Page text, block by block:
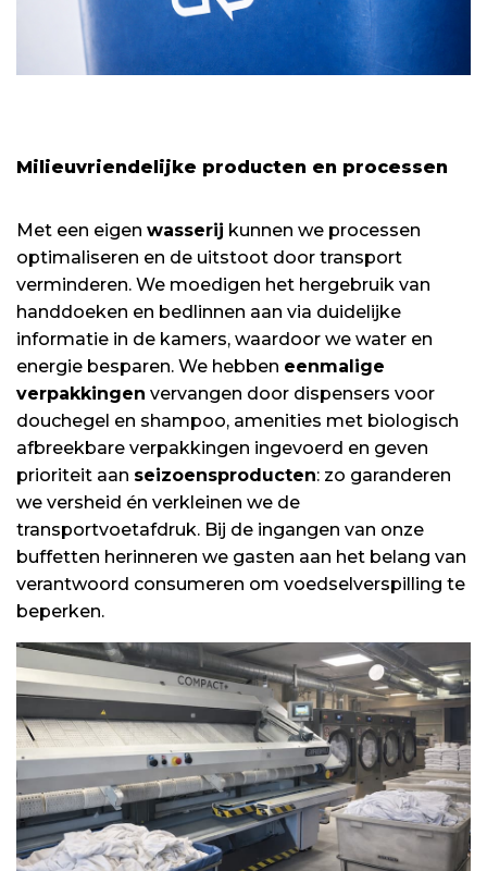
Milieuvriendelijke producten en processen
Met een eigen wasserij kunnen we processen
optimaliseren en de uitstoot door transport
verminderen. We moedigen het hergebruik van
handdoeken en bedlinnen aan via duidelijke
informatie in de kamers, waardoor we water en
energie besparen. We hebben eenmalige
verpakkingen vervangen door dispensers voor
douchegel en shampoo, amenities met biologisch
afbreekbare verpakkingen ingevoerd en geven
prioriteit aan seizoensproducten: zo garanderen
we versheid én verkleinen we de
transportvoetafdruk. Bij de ingangen van onze
buffetten herinneren we gasten aan het belang van
verantwoord consumeren om voedselverspilling te
beperken.